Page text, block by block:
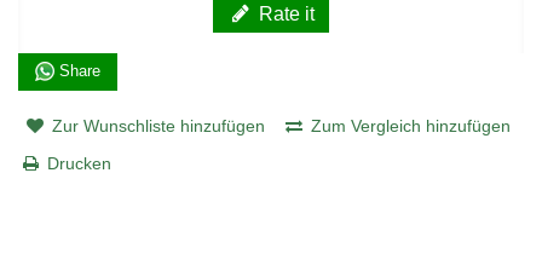
Rate it
Share
Zur Wunschliste hinzufügen
Zum Vergleich hinzufügen
Drucken